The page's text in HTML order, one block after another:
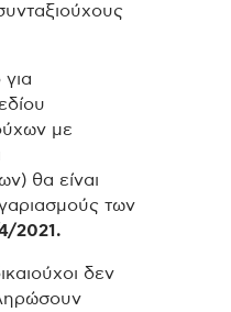
με
θα είναι
των
2021.
δεν